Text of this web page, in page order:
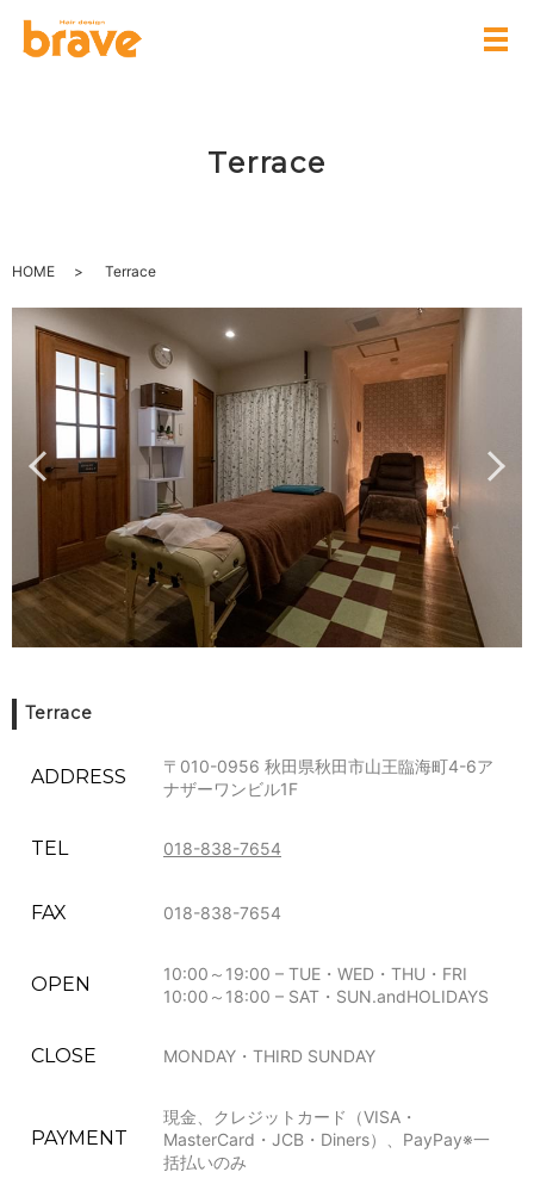
Terrace
HOME Terrace
Terrace
ADDRESS
〒010-0956 秋田県秋田市山王臨海町4-6ア
ナザーワンビル1F
TEL 018-838-7654
FAX 018-838-7654
OPEN
10:00～19:00 – TUE・WED・THU・FRI
10:00～18:00 – SAT・SUN.andHOLIDAYS
CLOSE MONDAY・THIRD SUNDAY
PAYMENT
現金、クレジットカード（VISA・
MasterCard・JCB・Diners）、PayPay※一
括払いのみ